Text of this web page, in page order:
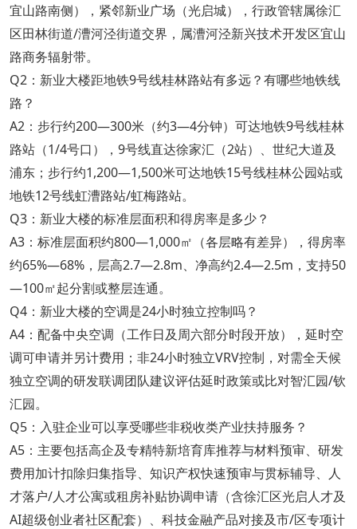
宜山路南侧），紧邻新业广场（光启城），行政管辖属徐汇
区田林街道/漕河泾街道交界，属漕河泾新兴技术开发区宜山
路商务辐射带。
Q2：新业大楼距地铁9号线桂林路站有多远？有哪些地铁线
路？
A2：步行约200—300米（约3—4分钟）可达地铁9号线桂林
路站（1/4号口），9号线直达徐家汇（2站）、世纪大道及
浦东；步行约1,200—1,500米可达地铁15号线桂林公园站或
地铁12号线虹漕路站/虹梅路站。
Q3：新业大楼的标准层面积和得房率是多少？
A3：标准层面积约800—1,000㎡（各层略有差异），得房率
约65%—68%，层高2.7—2.8m、净高约2.4—2.5m，支持50
—100㎡起分割或整层连通。
Q4：新业大楼的空调是24小时独立控制吗？
A4：配备中央空调（工作日及周六部分时段开放），延时空
调可申请并另计费用；非24小时独立VRV控制，对需全天候
独立空调的研发联调团队建议评估延时政策或比对智汇园/钦
汇园。
Q5：入驻企业可以享受哪些非税收类产业扶持服务？
A5：主要包括高企及专精特新培育库推荐与材料预审、研发
费用加计扣除归集指导、知识产权快速预审与贯标辅导、人
才落户/人才公寓或租房补贴协调申请（含徐汇区光启人才及
AI超级创业者社区配套）、科技金融产品对接及市/区专项计